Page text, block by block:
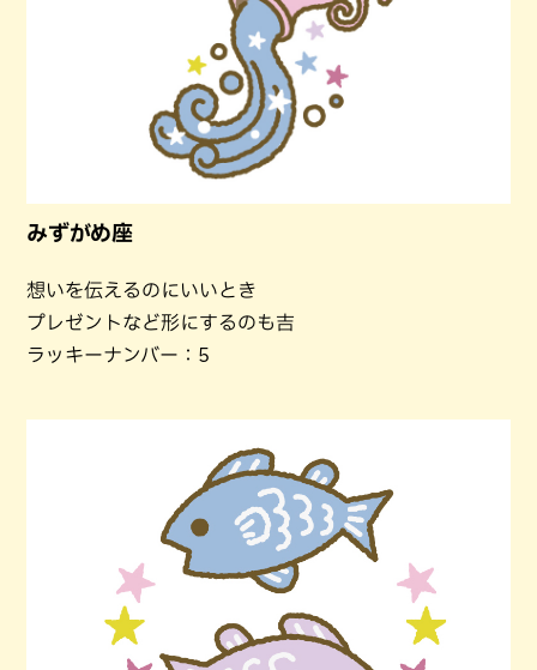
みずがめ座
想いを伝えるのにいいとき
プレゼントなど形にするのも吉
ラッキーナンバー：5